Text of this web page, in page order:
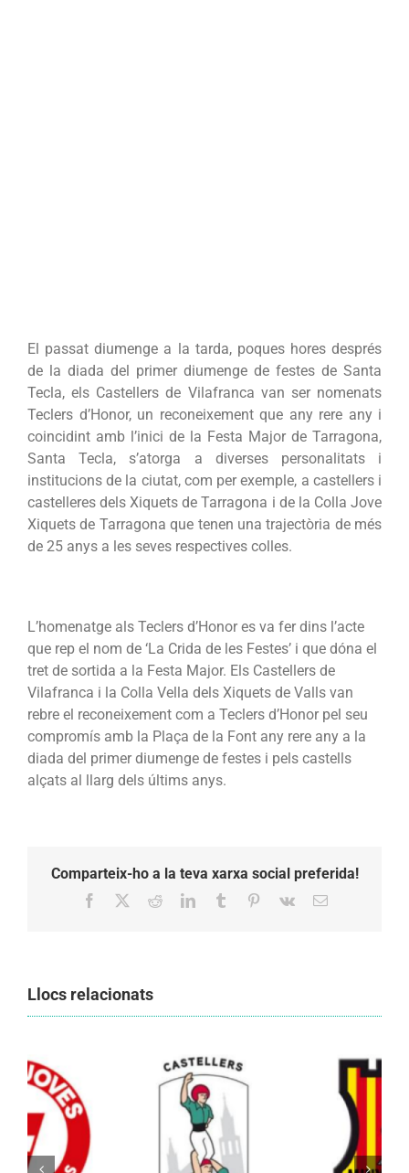
El passat diumenge a la tarda, poques hores després
de la diada del primer diumenge de festes de Santa
Tecla, els Castellers de Vilafranca van ser nomenats
Teclers d’Honor, un reconeixement que any rere any i
coincidint amb l’inici de la Festa Major de Tarragona,
Santa Tecla, s’atorga a diverses personalitats i
institucions de la ciutat, com per exemple, a castellers i
castelleres dels Xiquets de Tarragona i de la Colla Jove
Xiquets de Tarragona que tenen una trajectòria de més
de 25 anys a les seves respectives colles.
L’homenatge als Teclers d’Honor es va fer dins l’acte
que rep el nom de ‘La Crida de les Festes’ i que dóna el
tret de sortida a la Festa Major. Els Castellers de
Vilafranca i la Colla Vella dels Xiquets de Valls van
rebre el reconeixement com a Teclers d’Honor pel seu
compromís amb la Plaça de la Font any rere any a la
diada del primer diumenge de festes i pels castells
alçats al llarg dels últims anys.
Comparteix-ho a la teva xarxa social preferida!
Facebook RedditLinkedInTumblr Pinterest
Vk Email:
Llocs relacionats